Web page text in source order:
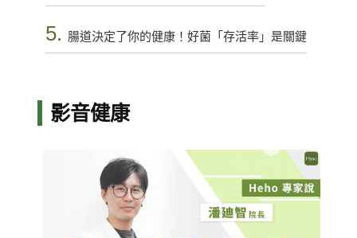
5. 腸道決定了你的健康！好菌「存活率」是關鍵
影音健康